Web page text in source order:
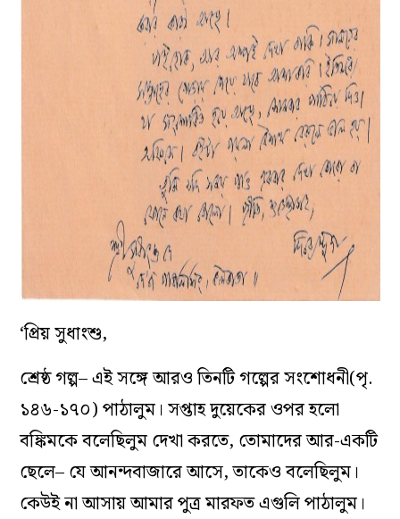
‘প্রিয় সুধাংশু,
শ্রেষ্ঠ গল্প– এই সঙ্গে আরও তিনটি গল্পের সংশোধনী(পৃ.
১৪৬-১৭০) পাঠালুম। সপ্তাহ দুয়েকের ওপর হলো
বঙ্কিমকে বলেছিলুম দেখা করতে, তোমাদের আর-একটি
ছেলে– যে আনন্দবাজারে আসে, তাকেও বলেছিলুম।
কেউই না আসায় আমার পুত্র মারফত এগুলি পাঠালুম।